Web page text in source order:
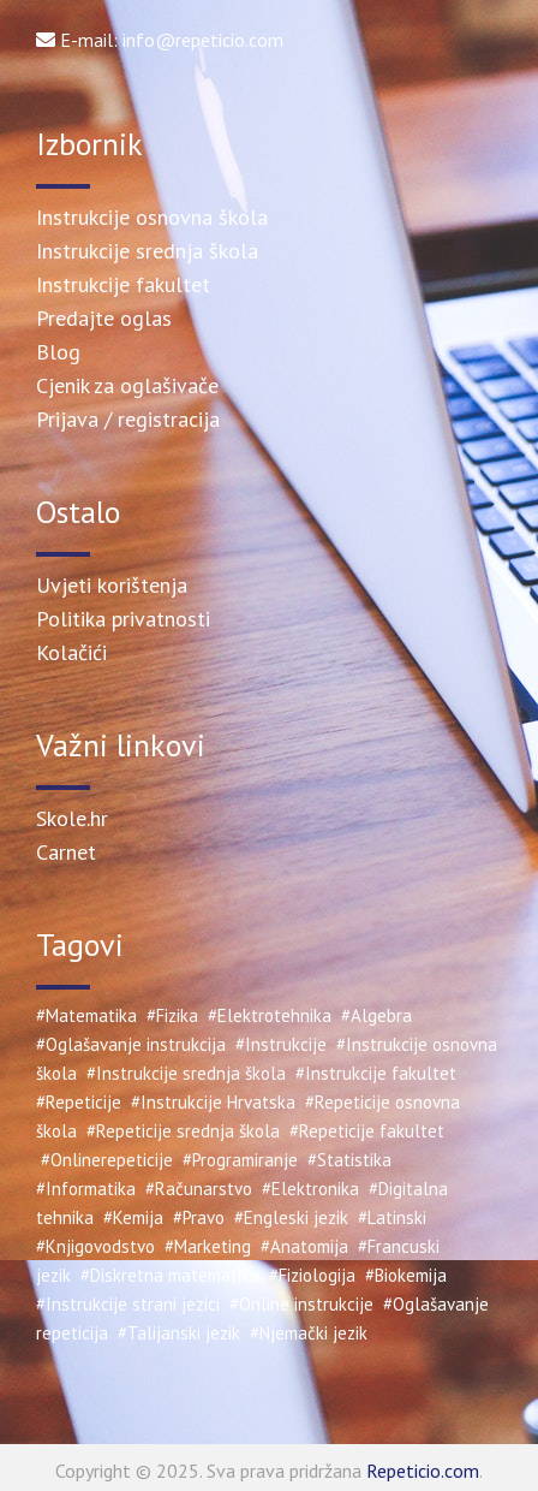
E-mail: info@repeticio.com
Izbornik
Instrukcije osnovna škola
Instrukcije srednja škola
Instrukcije fakultet
Predajte oglas
Blog
Cjenik za oglašivače
Prijava / registracija
Ostalo
Uvjeti korištenja
Politika privatnosti
Kolačići
Važni linkovi
Skole.hr
Carnet
Tagovi
#Matematika #Fizika #Elektrotehnika #Algebra
#Oglašavanje instrukcija #Instrukcije #Instrukcije osnovna
škola #Instrukcije srednja škola #Instrukcije fakultet
#Repeticije #Instrukcije Hrvatska #Repeticije osnovna
škola #Repeticije srednja škola #Repeticije fakultet
#Onlinerepeticije #Programiranje #Statistika
#Informatika #Računarstvo #Elektronika #Digitalna
tehnika #Kemija #Pravo #Engleski jezik #Latinski
#Knjigovodstvo #Marketing #Anatomija #Francuski
jezik #Diskretna matematika #Fiziologija #Biokemija
#Instrukcije strani jezici #Online instrukcije #Oglašavanje
repeticija #Talijanski jezik #Njemački jezik
Copyright © 2025. Sva prava pridržana Repeticio.com.